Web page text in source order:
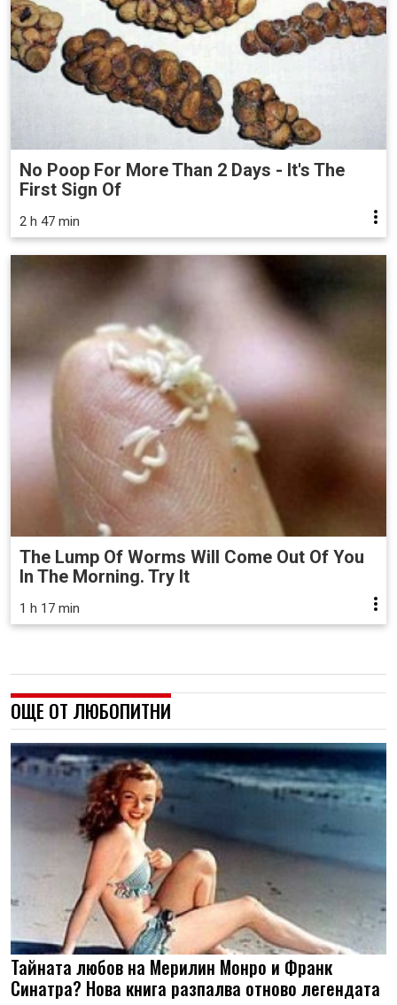
No Poop For More Than 2 Days - It's The
First Sign Of
2 h 47 min
The Lump Of Worms Will Come Out Of You
In The Morning. Try It
1 h 17 min
ОЩЕ ОТ ЛЮБОПИТНИ
Тайната любов на Мерилин Монро и Франк
Синатра? Нова книга разпалва отново легендата